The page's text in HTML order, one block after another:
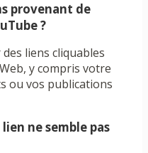
provenant de
?
liens cliquables
y compris votre
ou vos publications
ne semble pas